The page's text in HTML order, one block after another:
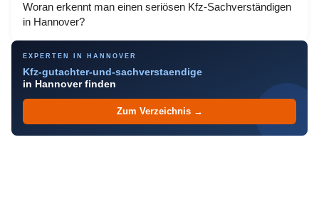
Woran erkennt man einen seriösen Kfz-Sachverständigen
in Hannover?
EXPERTEN IN HANNOVER
Kfz-gutachter-und-sachverstaendige
in Hannover finden
Zum Verzeichnis →